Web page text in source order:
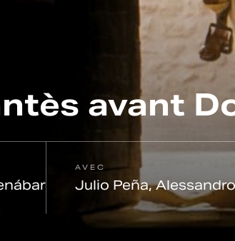
avant
AVEC
Julio Peña,